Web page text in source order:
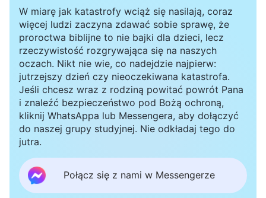
więc mój organizm był w stanie to znieść. Jeśli
wezmę na siebie obowiązki kaznodziei,
obciążenie pracą będzie duże. Ponadto kościół
stanął ostatnio w obliczu ogromnej fali
aresztowań, co oznacza mnóstwo zadań do
wykonania. Będę musiał się martwić, płacić cenę
i nie uniknę pracy do późna w nocy. Lekarz
powiedział, że mam chore serce i wysokie
ciśnienie krwi i że muszę więcej odpoczywać,
więc jeśli często będę siedzieć do późna, mój
W miarę jak katastrofy wciąż się nasilają, coraz
więcej ludzi zaczyna zdawać sobie sprawę, że
proroctwa biblijne to nie bajki dla dzieci, lecz
rzeczywistość rozgrywająca się na naszych
oczach. Nikt nie wie, co nadejdzie najpierw:
jutrzejszy dzień czy nieoczekiwana katastrofa.
Jeśli chcesz wraz z rodziną powitać powrót Pana
i znaleźć bezpieczeństwo pod Bożą ochroną,
kliknij WhatsAppa lub Messengera, aby dołączyć
do naszej grupy studyjnej. Nie odkładaj tego do
jutra.
Połącz się z nami w Messengerze